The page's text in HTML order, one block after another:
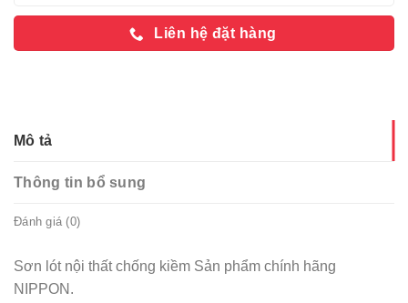
Liên hệ đặt hàng
Mô tả
Thông tin bổ sung
Đánh giá (0)
Sơn lót nội thất chống kiềm Sản phẩm chính hãng
NIPPON.